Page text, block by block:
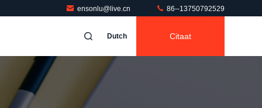
ensonlu@live.cn 86--13750792529
Dutch Citaat